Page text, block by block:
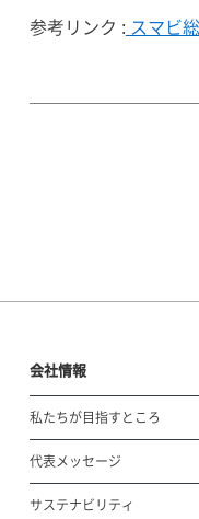
参考リンク : スマビ
会社情報
私たちが目指すところ
代表メッセージ
サステナビリティ